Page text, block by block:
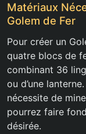
Matériaux
Golem de Fer
Pour créer un
quatre blocs de
combinant 36
ou d’une
nécessite de
pourrez faire
désirée.